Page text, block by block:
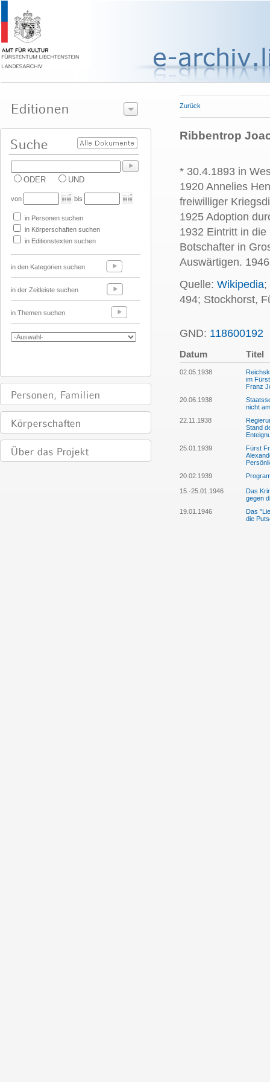
ODER UND
von bis
in Personen suchen
in Körperschaften suchen
in Editionstexten suchen
in den Kategorien suchen
in der Zeitleiste suchen
in Themen suchen
Zurück
Ribbentrop
* 30.4.1893 in
1920 Annelies
freiwilliger
1925 Adoption
1932 Eintritt in
Botschafter in
Auswärtigen.
Quelle: Wikipedia;
494; Stockhorst,
GND: 118600192
Datum Titel
02.05.1938
im
Franz
20.06.1938
nicht
22.11.1938
Stand
25.01.1939
Fürst
20.02.1939
15.-25.01.1946
Das
gegen
19.01.1946
Das
die